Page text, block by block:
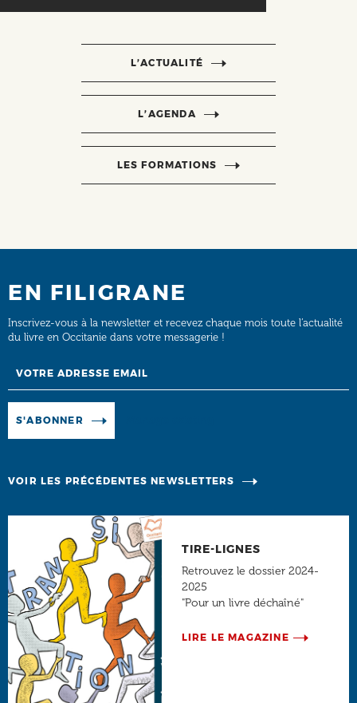
L’ACTUALITÉ
L’AGENDA
LES FORMATIONS
EN FILIGRANE
Inscrivez-vous à la newsletter et recevez chaque mois toute l’actualité
du livre en Occitanie dans votre messagerie !
S'ABONNER
VOIR LES PRÉCÉDENTES NEWSLETTERS
TIRE-LIGNES
Retrouvez le dossier 2024-
2025
"Pour un livre déchaîné"
LIRE LE MAGAZINE